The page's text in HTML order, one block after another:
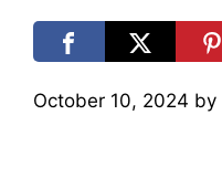
October 10, 2024 by